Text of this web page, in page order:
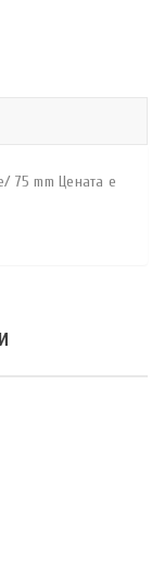
75 mm Цената е